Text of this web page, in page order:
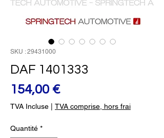
SKU : 29431000
DAF 1401333
154,00 €Prix
TVA Incluse TVA comprise, hors frai
Quantité *